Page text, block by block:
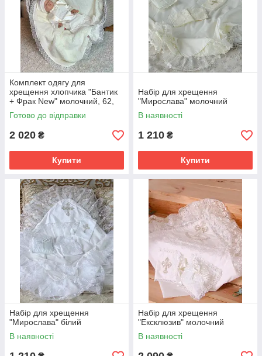
Комплект одягу для
хрещення хлопчика "Бантик
+ Фрак New" молочний, 62,
68 розмір
Готово до відправки
2 020 ₴
Купити
Набір для хрещення
"Мирослава" молочний
В наявності
1 210 ₴
Купити
Набір для хрещення
"Мирослава" білий
В наявності
Набір для хрещення
"Ексклюзив" молочний
В наявності